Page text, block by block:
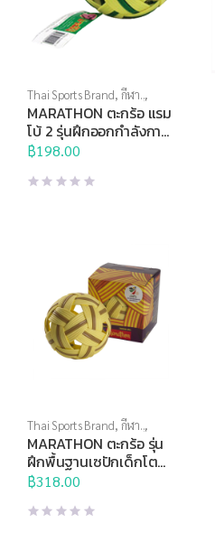
Thai Sports Brand, กีฬา
ประเภททีม ,ตะกร้อ,บอลอื่นๆ
MARATHON ตะกร้อ แรม
โบ้ 2 รุ่นฝึกออกกำลังกาย
ทั่วไป เซปักเด็กโต
฿198.00
Thai Sports Brand, กีฬา
ประเภททีม ,ตะกร้อ,บอลอื่นๆ
MARATHON ตะกร้อ รุ่น
ฝึกพื้นฐานเซปักเด็กโต
MT102
฿318.00